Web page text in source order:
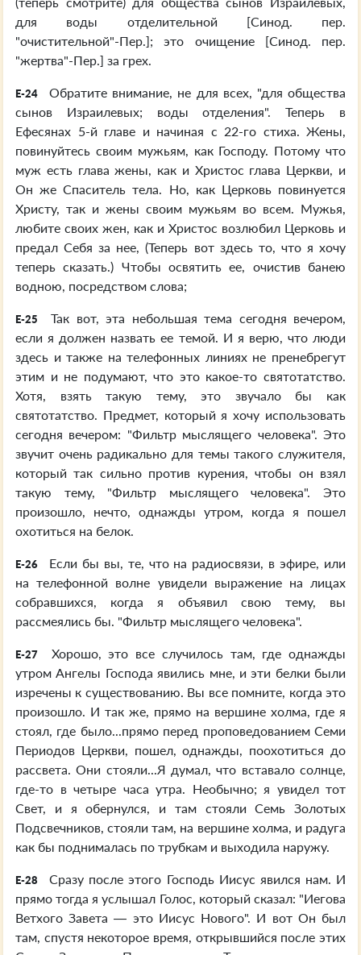
для воды отделительной [Синод. пер.
"очистительной"-Пер.]; это очищение [Синод. пер.
"жертва"-Пер.] за грех.
E-24
Обратите внимание, не для всех, "для общества
сынов Израилевых; воды отделения". Теперь в
Ефесянах 5-й главе и начиная с 22-го стиха. Жены,
повинуйтесь своим мужьям, как Господу. Потому что
муж есть глава жены, как и Христос глава Церкви, и
Он же Спаситель тела. Но, как Церковь повинуется
Христу, так и жены своим мужьям во всем. Мужья,
любите своих жен, как и Христос возлюбил Церковь и
предал Себя за нее, (Теперь вот здесь то, что я хочу
теперь сказать.) Чтобы освятить ее, очистив банею
водною, посредством слова;
E-25
Так вот, эта небольшая тема сегодня вечером,
если я должен назвать ее темой. И я верю, что люди
здесь и также на телефонных линиях не пренебрегут
этим и не подумают, что это какое-то святотатство.
Хотя, взять такую тему, это звучало бы как
святотатство. Предмет, который я хочу использовать
сегодня вечером: "Фильтр мыслящего человека". Это
звучит очень радикально для темы такого служителя,
который так сильно против курения, чтобы он взял
такую тему, "Фильтр мыслящего человека". Это
произошло, нечто, однажды утром, когда я пошел
охотиться на белок.
E-26
Если бы вы, те, что на радиосвязи, в эфире, или
на телефонной волне увидели выражение на лицах
собравшихся, когда я объявил свою тему, вы
рассмеялись бы. "Фильтр мыслящего человека".
E-27
Хорошо, это все случилось там, где однажды
утром Ангелы Господа явились мне, и эти белки были
изречены к существованию. Вы все помните, когда это
произошло. И так же, прямо на вершине холма, где я
стоял, где было...прямо перед проповедованием Семи
Периодов Церкви, пошел, однажды, поохотиться до
рассвета. Они стояли...Я думал, что вставало солнце,
где-то в четыре часа утра. Необычно; я увидел тот
Свет, и я обернулся, и там стояли Семь Золотых
Подсвечников, стояли там, на вершине холма, и радуга
как бы поднималась по трубкам и выходила наружу.
E-28
Сразу после этого Господь Иисус явился нам. И
прямо тогда я услышал Голос, который сказал: "Иегова
Ветхого Завета — это Иисус Нового". И вот Он был
там, спустя некоторое время, открывшийся после этих